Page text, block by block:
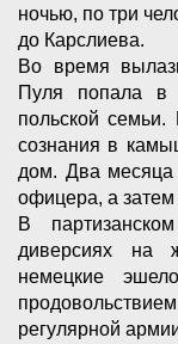
ночью, по три
до Карслиева.
Во время
Пуля попала в
польской
сознания в
дом. Два месяца
офицера, а затем
В
диверсиях на
немецкие
регулярной